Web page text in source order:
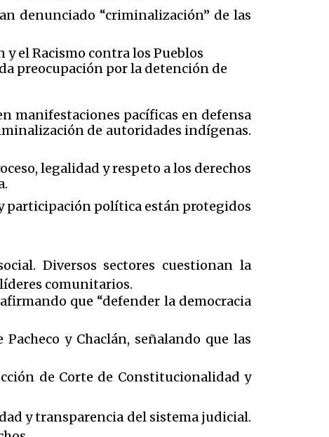
denunciado “criminalización” de las
el Racismo contra los Pueblos
preocupación por la detención de
manifestaciones pacíficas en defensa
de autoridades indígenas.
legalidad y respeto a los derechos
participación política están protegidos
Diversos sectores cuestionan la
comunitarios.
que “defender la democracia
y Chaclán, señalando que las
de Corte de Constitucionalidad y
y transparencia del sistema judicial.